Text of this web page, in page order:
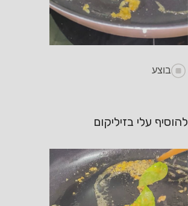
בוצע
להוסיף עלי בזיליקום